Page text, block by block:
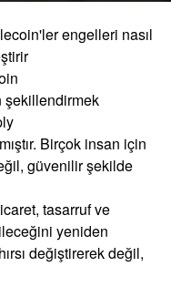
engelleri nasıl
şekillendirmek
Birçok insan için
güvenilir şekilde
tasarruf ve
yeniden
değiştirerek değil,